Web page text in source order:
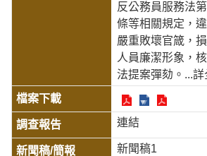
反公務員服務法
條等相關規定，
嚴重敗壞官箴，
人員廉潔形象，
法提案彈劾。 ...
連結
新聞稿1